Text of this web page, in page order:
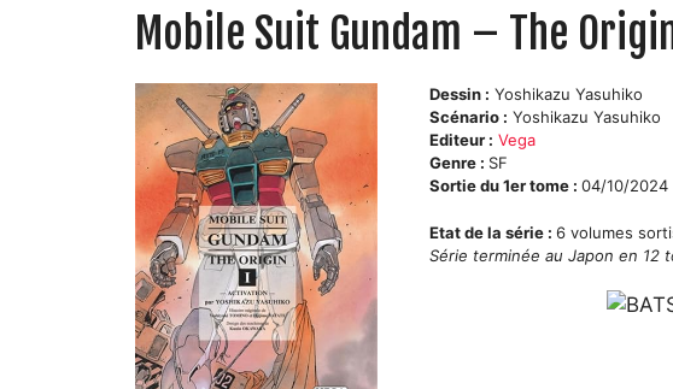
Mobile Suit Gundam – The
Dessin : Yoshikazu Yasuhiko
Scénario : Yoshikazu Yasuhiko
Editeur : Vega
Genre : SF
Sortie du 1er tome : 04/10/2024
Etat de la série :6 volumes
Série terminée au Japon en 12